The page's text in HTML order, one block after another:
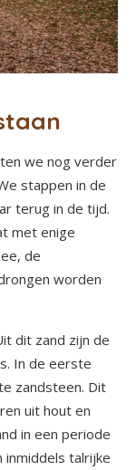
we nog verder
stappen in de
terug in de tijd.
met enige
de
worden
dit zand zijn de
In de eerste
zandsteen. Dit
uit hout en
in een periode
inmiddels talrijke